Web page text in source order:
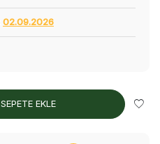
02.09.2026
SEPETE EKLE